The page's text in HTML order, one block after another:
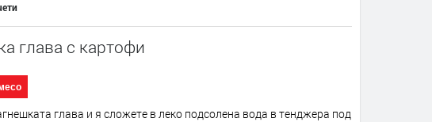
глава с картофи
глава и я сложете в леко подсолена вода в тенджера под